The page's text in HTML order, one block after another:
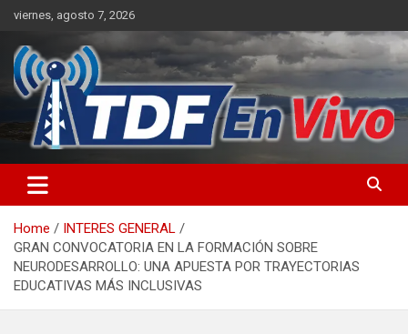
Skip
content
viernes, agosto 7, 2026
Home
INTERES GENERAL
GRAN CONVOCATORIA EN LA FORMACIÓN SOBRE
NEURODESARROLLO: UNA APUESTA POR TRAYECTORIAS
EDUCATIVAS MÁS INCLUSIVAS